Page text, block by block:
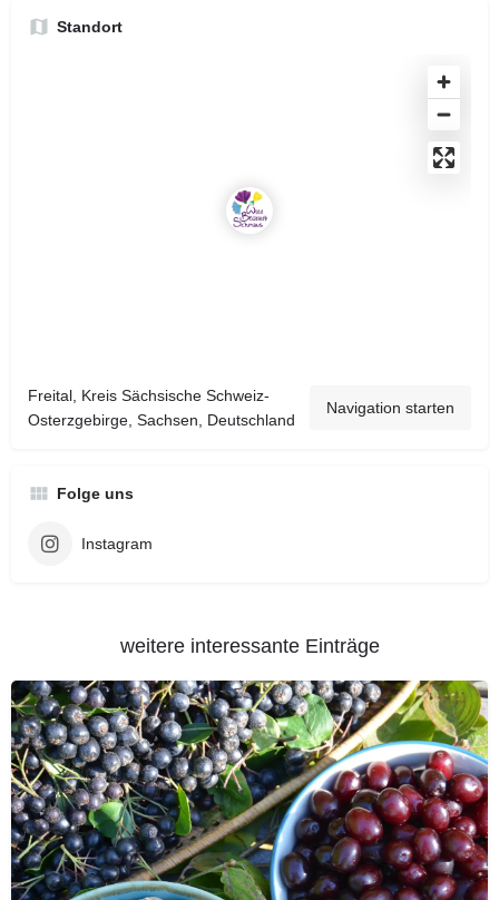
Standort
Freital, Kreis Sächsische Schweiz-
Osterzgebirge, Sachsen, Deutschland
Navigation starten
Folge uns
Instagram
weitere interessante Einträge